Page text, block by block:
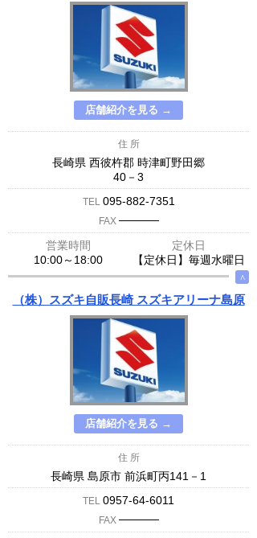
店舗紹介を見る →
住 所
長崎県 西彼杵郡 時津町野田郷
40－3
TEL 095-882-7351
FAX ─────
営業時間
定休日
10:00～18:00
【定休日】毎週水曜日
∧
（株）スズキ自販長崎 スズキアリーナ島原
店舗紹介を見る →
住 所
長崎県 島原市 前浜町丙141－1
TEL 0957-64-6011
FAX ─────